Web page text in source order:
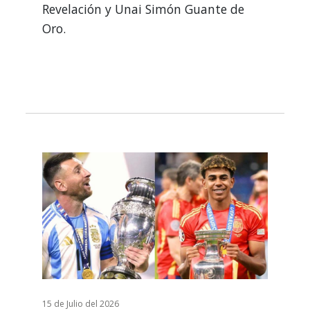
Revelación y Unai Simón Guante de
Oro.
15 de Julio del 2026